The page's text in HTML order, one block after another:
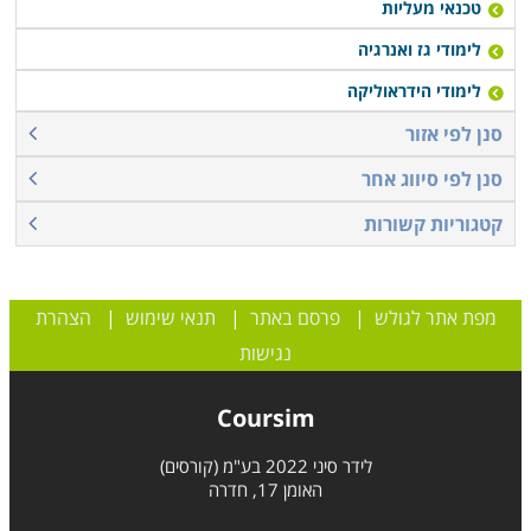
טכנאי מעליות
לימודי גז ואנרגיה
לימודי הידראוליקה
סנן לפי אזור
סנן לפי סיווג אחר
קטגוריות קשורות
מפת אתר לגולש |פרסם באתר | תנאי שימוש | הצהרת
נגישות
Coursim
לידר סיני 2022 בע"מ (קורסים)
האומן 17, חדרה